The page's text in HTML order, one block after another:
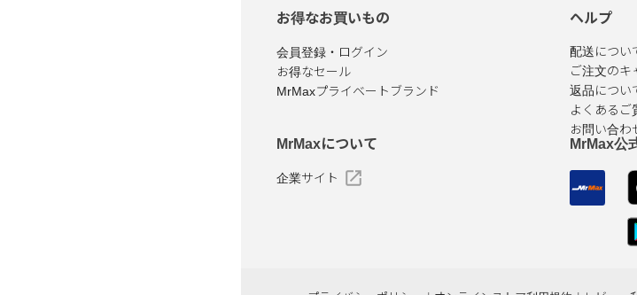
お得なお買いもの
お得なセール
MrMaxプライベートブランド
ヘルプ
配送について
ご注文のキ
返品について
よくあるご
お問い合わ
MrMaxについて
企業サイト
MrMax公
プライバシーポリシー オンラインストア利用規約 レビュー